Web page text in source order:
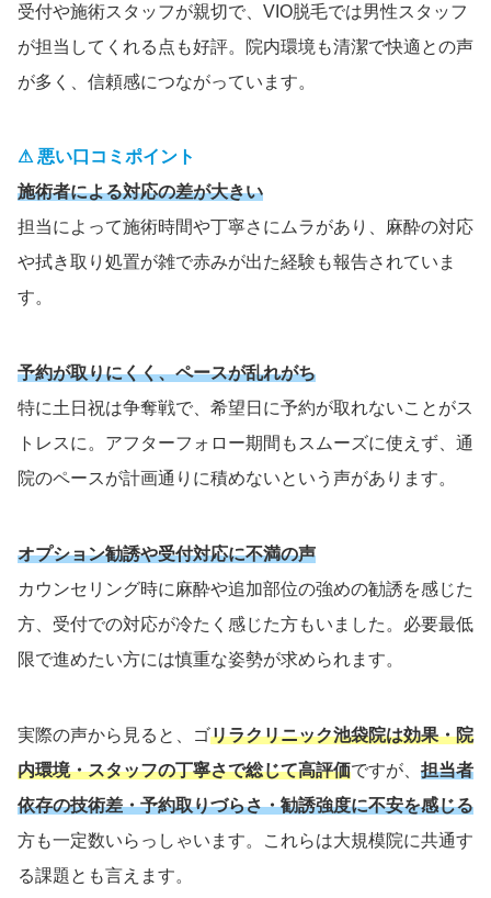
受付や施術スタッフが親切で、VIO脱毛では男性スタッフ
が担当してくれる点も好評。院内環境も清潔で快適との声
が多く、信頼感につながっています。
⚠ 悪い口コミポイント
施術者による対応の差が大きい
担当によって施術時間や丁寧さにムラがあり、麻酔の対応
や拭き取り処置が雑で赤みが出た経験も報告されていま
す。
予約が取りにくく、ペースが乱れがち
特に土日祝は争奪戦で、希望日に予約が取れないことがス
トレスに。アフターフォロー期間もスムーズに使えず、通
院のペースが計画通りに積めないという声があります。
オプション勧誘や受付対応に不満の声
カウンセリング時に麻酔や追加部位の強めの勧誘を感じた
方、受付での対応が冷たく感じた方もいました。必要最低
限で進めたい方には慎重な姿勢が求められます。
実際の声から見ると、ゴリラクリニック池袋院は効果・院
内環境・スタッフの丁寧さで総じて高評価ですが、 担当者
依存の技術差・予約取りづらさ・勧誘強度に不安を感じる
方も一定数いらっしゃいます。これらは大規模院に共通す
る課題とも言えます。